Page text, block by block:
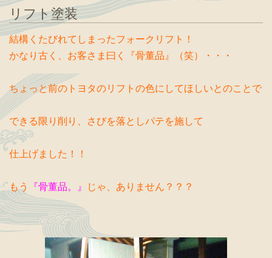
リフト塗装
結構くたびれてしまったフォークリフト！
かなり古く、お客さま曰く『骨董品』（笑）・・・
ちょっと前のトヨタのリフトの色にしてほしいとのことで
できる限り削り、さびを落としパテを施して
仕上げました！！
もう 『骨董品。』 じゃ、ありません？？？